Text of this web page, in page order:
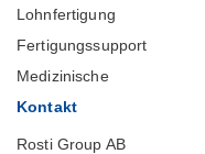
Lohnfertigung
Fertigungssupport
Medizinische
Kontakt
Rosti Group AB